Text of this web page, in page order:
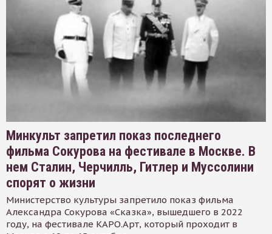
Минкульт запретил показ последнего
фильма Сокурова на фестивале в Москве. В
нем Сталин, Черчилль, Гитлер и Муссолини
спорят о жизни
Министерство культуры запретило показ фильма
Александра Сокурова «Сказка», вышедшего в 2022
году, на фестивале КАРО.Арт, который проходит в